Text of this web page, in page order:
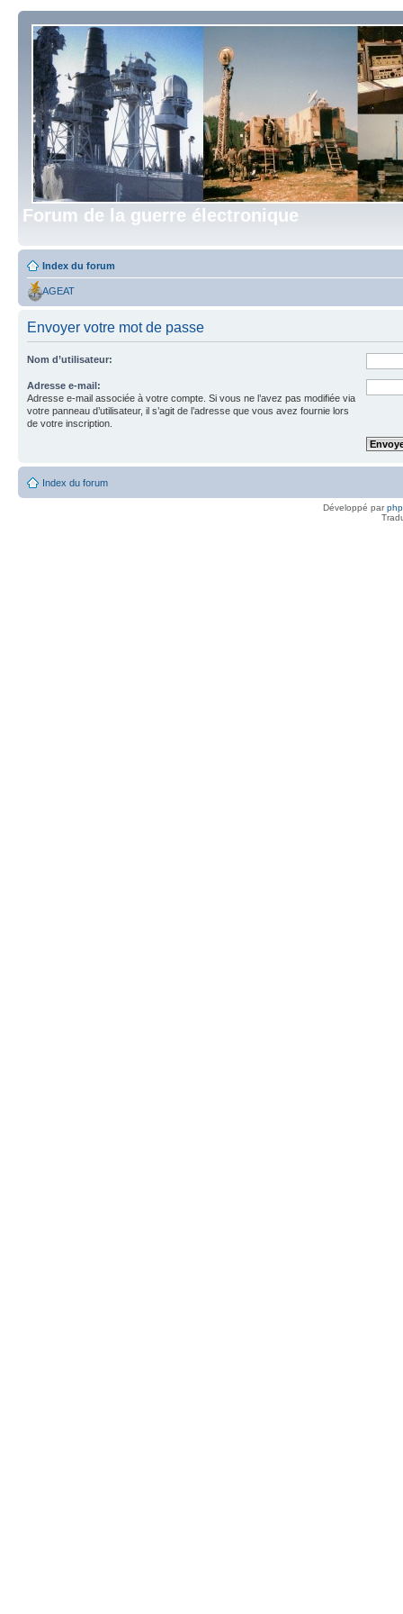
Forum de la guerre électronique
Index du forum
AGEAT
Envoyer votre mot de passe
Nom d’utilisateur:
Adresse e-mail:
Adresse e-mail associée à votre compte. Si vous ne l’avez pas modifiée via
votre panneau d’utilisateur, il s’agit de l’adresse que vous avez fournie lors
de votre inscription.
Index du forum
Développé par